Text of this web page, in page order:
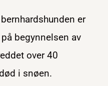
er
begynnelsen av
over 40
i snøen.